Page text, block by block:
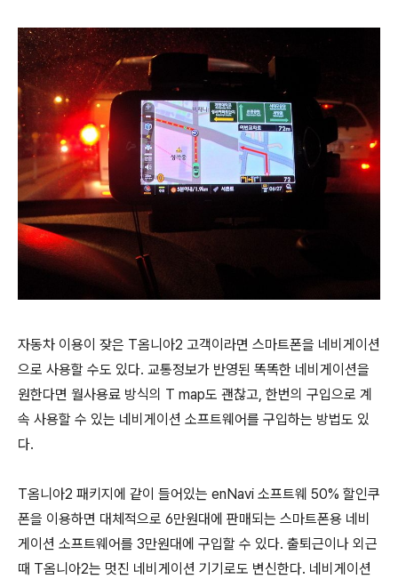
자동차 이용이 잦은 T옴니아2 고객이라면 스마트폰을 네비게이션
으로 사용할 수도 있다. 교통정보가 반영된 똑똑한 네비게이션을
원한다면 월사용료 방식의 T map도 괜찮고, 한번의 구입으로 계
속 사용할 수 있는 네비게이션 소프트웨어를 구입하는 방법도 있
다.
T옴니아2 패키지에 같이 들어있는 enNavi 소프트웨 50% 할인쿠
폰을 이용하면 대체적으로 6만원대에 판매되는 스마트폰용 네비
게이션 소프트웨어를 3만원대에 구입할 수 있다. 출퇴근이나 외근
때 T옴니아2는 멋진 네비게이션 기기로도 변신한다. 네비게이션